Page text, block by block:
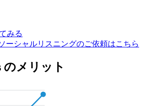
みる
ーシャルリスニングのご依頼はこちら
のメリット